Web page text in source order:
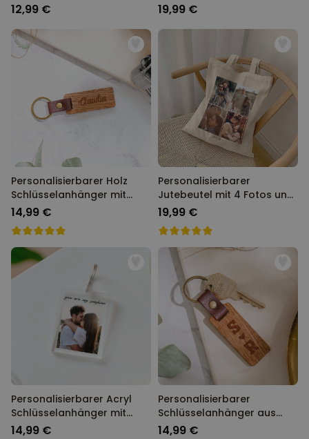
12,99 € 19,99 €
Personalisierbarer Holz
Schlüsselanhänger mit
Name
14,99 €
Personalisierbarer
Jutebeutel mit 4 Fotos und
Text
19,99 €
Personalisierbarer Acryl
Schlüsselanhänger mit
Foto und Text
14,99 €
Personalisierbarer
Schlüsselanhänger aus
Holz mit Symbolen
14,99 €